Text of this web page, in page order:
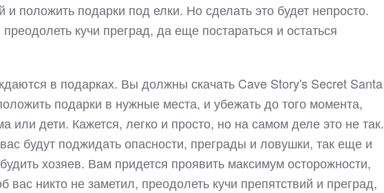
и положить подарки под елки. Но сделать это будет непросто.
кучи преград, да еще постараться и остаться
в подарках. Вы должны скачать Cave Story's Secret Santa
подарки в нужные места, и убежать до того момента,
или дети. Кажется, легко и просто, но на самом деле это не так.
будут поджидать опасности, преграды и ловушки, так еще и
хозяев. Вам придется проявить максимум осторожности,
вас никто не заметил, преодолеть кучи препятствий и преград,